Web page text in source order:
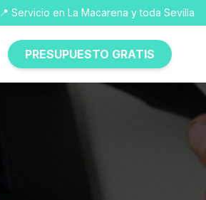
📍 Servicio en La Macarena y toda Sevilla
PRESUPUESTO GRATIS